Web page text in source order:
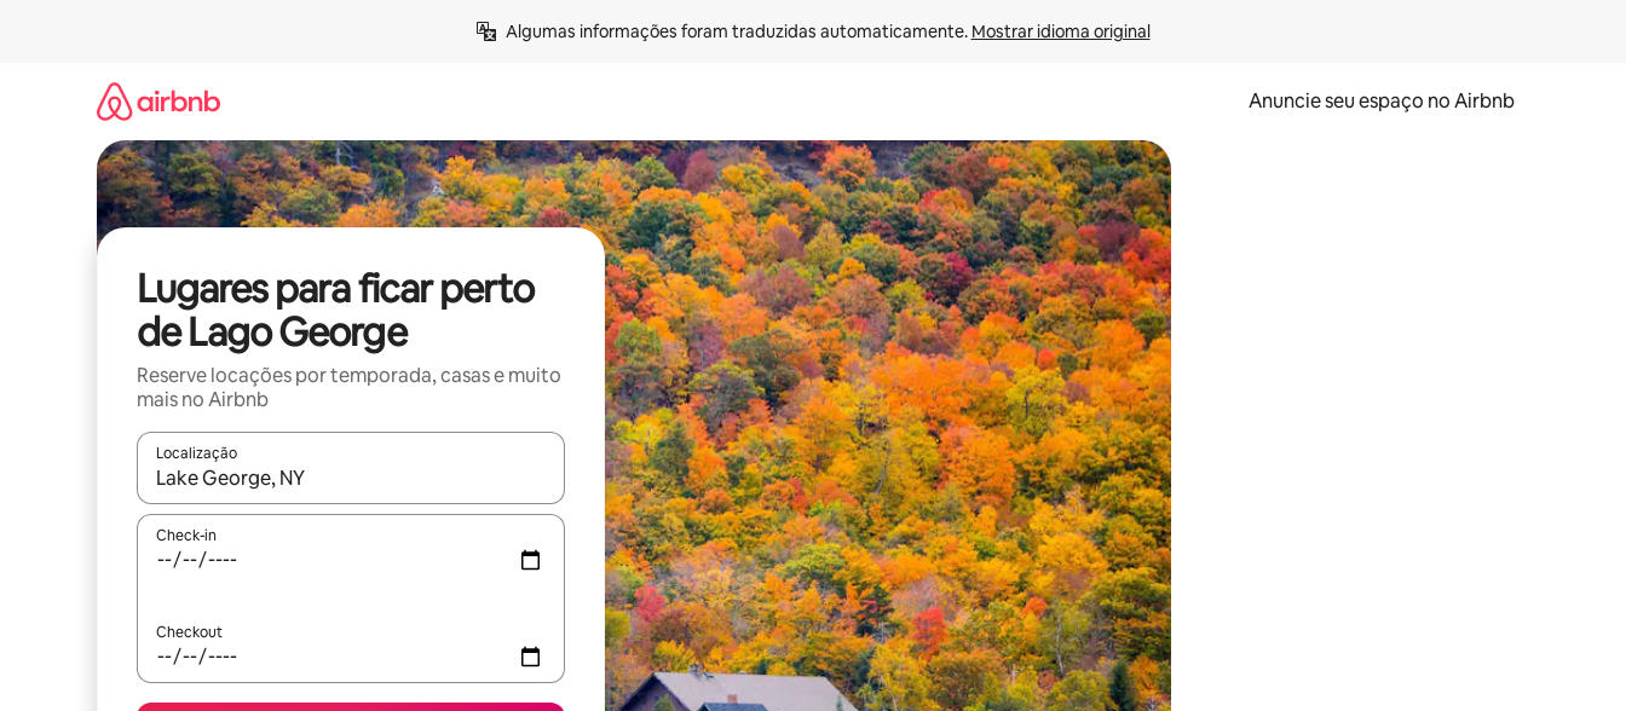
Algumas informações foram traduzidas automaticamente. Mostrar idioma original
Anuncie seu espaço no Airbnb
Lugares para ficar perto
de Lago George
Reserve locações por temporada, casas e muito
mais no Airbnb
Localização
Quando os resultados estiverem disponíveis, explore-os usando as seta para cima e para baixo do teclado ou tocando e deslizando o dedo na tela.
Check-in
Checkout